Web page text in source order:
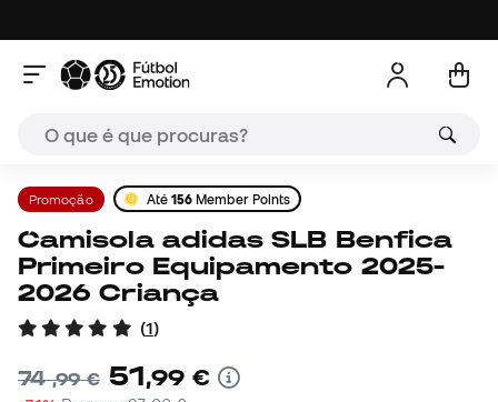
Promoção Até 156 Member Points
Camisola adidas SLB Benfica
Primeiro Equipamento 2025-
2026 Criança
(1)
74,99 € 51,99 €